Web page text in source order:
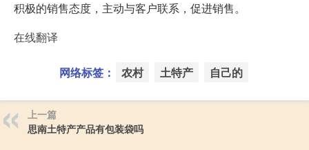
积极的销售态度，主动与客户联系，促进销售。
在线翻译
网络标签： 农村 土特产 自己的
上一篇
思南土特产产品有包装袋吗